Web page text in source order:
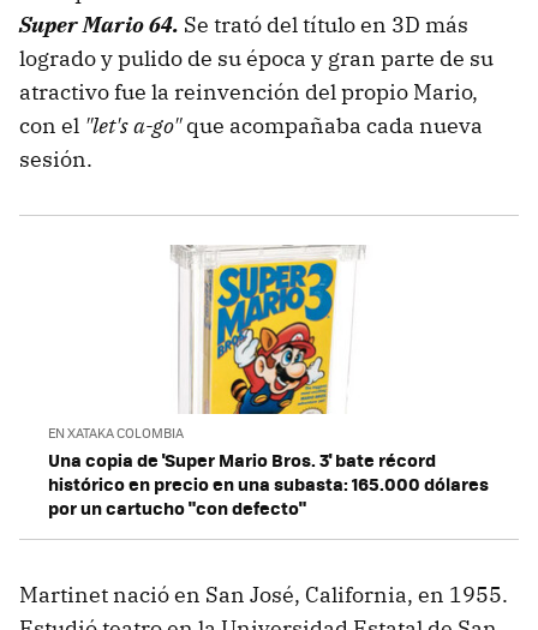
Super Mario 64. Se trató del título en 3D más
logrado y pulido de su época y gran parte de su
atractivo fue la reinvención del propio Mario,
con el "let's a-go"que acompañaba cada nueva
sesión.
EN XATAKA COLOMBIA
Una copia de 'Super Mario Bros. 3' bate récord
histórico en precio en una subasta: 165.000 dólares
por un cartucho "con defecto"
Martinet nació en San José, California, en 1955.